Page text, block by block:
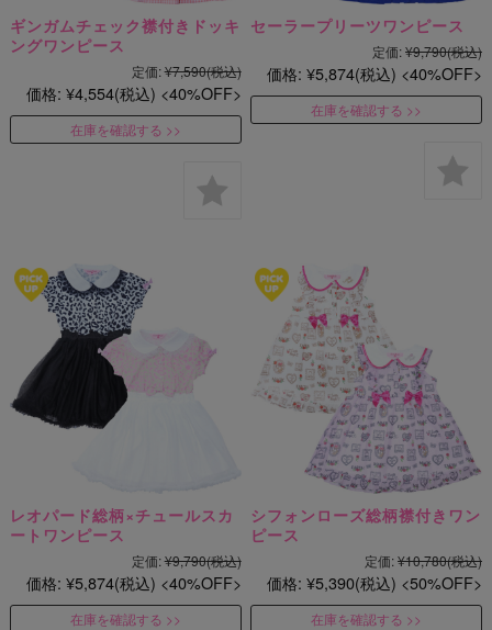
ギンガムチェック襟付きドッキ
ングワンピース
定価:¥7,590(税込)
価格: ¥4,554(税込) 40%OFF
在庫を確認する
セーラープリーツワンピース
定価:¥9,790(税込)
価格: ¥5,874(税込) 40%OFF
在庫を確認する
レオパード総柄×チュールスカ
ートワンピース
定価:¥9,790(税込)
価格: ¥5,874(税込) 40%OFF
在庫を確認する
シフォンローズ総柄襟付きワン
ピース
定価:¥10,780(税込)
価格: ¥5,390(税込) 50%OFF
在庫を確認する